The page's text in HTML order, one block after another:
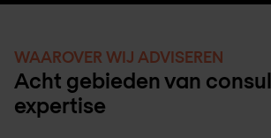
WAAROVER WIJ ADVISEREN
Acht gebieden van
expertise